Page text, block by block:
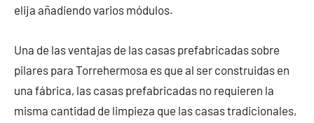
elija añadiendo varios módulos.
Una de las ventajas de las casas prefabricadas sobre
pilares para Torrehermosa es que al ser construidas en
una fábrica, las casas prefabricadas no requieren la
misma cantidad de limpieza que las casas tradicionales,